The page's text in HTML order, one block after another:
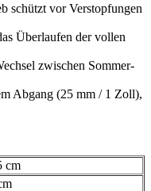
schützt vor Verstopfungen
Überlaufen der vollen
zwischen Sommer-
Abgang (25 mm / 1 Zoll),
cm